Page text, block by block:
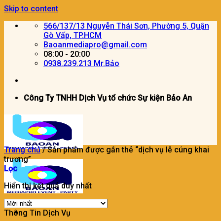
Skip to content
566/137/13 Nguyễn Thái Sơn, Phường 5, Quận
Gò Vấp, TP.HCM
Baoanmediapro@gmail.com
08:00 - 20:00
0938.239.213 Mr.Bảo
Công Ty TNHH Dịch Vụ tổ chức Sự kiện Bảo An
Trang chủ /Sản phẩm được gắn thẻ “dịch vụ lễ cúng khai
trương”
Lọc
Hiển thị kết quả duy nhất
Thông Tin Dịch Vụ